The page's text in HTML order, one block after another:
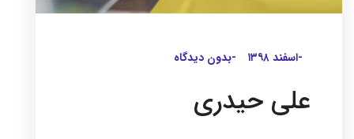
-اسفند ۱۳۹۸ -بدون دیدگاه
علی حیدری